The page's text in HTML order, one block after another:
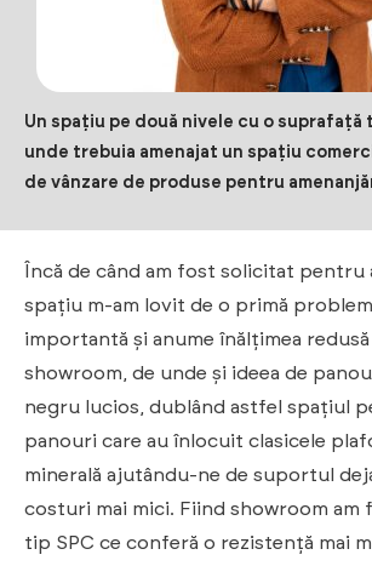
Un spațiu pe două nivele cu o suprafață
unde trebuia amenajat un spațiu
de vânzare de produse pentru
Încă de când am fost solicitat pentru
spațiu m-am lovit de o primă
importantă și anume înălțimea
showroom, de unde și ideea de
negru lucios, dublând astfel spațiul
panouri care au înlocuit clasicele
minerală ajutându-ne de suportul
costuri mai mici. Fiind showroom am
tip SPC ce conferă o rezistență mai